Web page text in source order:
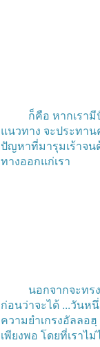
ก็คือ หากเรา
แนวทาง จะประทาน
ปัญหาที่มารุมเร้าจน
ทางออกแก่เรา
นอกจากจะทรงใ
ก่อนว่าจะได้ ...วันหนึ่
ความยำเกรงอัลลอฮฺ
เพียงพอ โดยที่เราไ